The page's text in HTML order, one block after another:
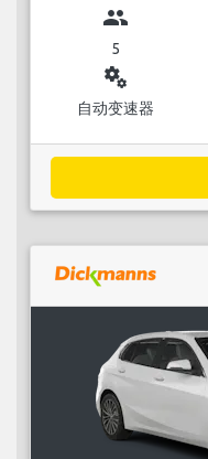
group
5
miscellaneous_services
自动变速器